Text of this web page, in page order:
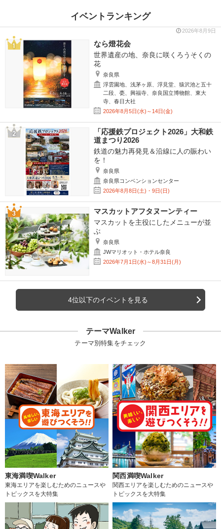
イベントランキング
2026年8月9日
なら燈花会
世界遺産の地、奈良に咲くろうそくの
花
奈良県
浮雲園地、浅茅ヶ原、浮見堂、猿沢池と五十
二段、甍、興福寺、奈良国立博物館、東大
寺、春日大社
2026年8月5日(水)～14日(金)
「応援鉄プロジェクト2026」大和鉄
道まつり2026
鉄道の魅力再発見＆沿線に人の賑わい
を！
奈良県
奈良県コンベンションセンター
2026年8月8日(土)・9日(日)
マスカットアフタヌーンティー
マスカットを主役にしたメニューが並
ぶ
奈良県
JWマリオット・ホテル奈良
2026年7月1日(水)～8月31日(月)
4位以下のイベントを見る
テーマWalker
テーマ別特集をチェック
東海満喫Walker
東海エリアを楽しむためのニュースや
トピックスを大特集
関西満喫Walker
関西エリアを楽しむためのニュースや
トピックスを大特集